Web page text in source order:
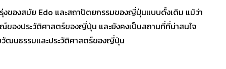
งของสมัย Edo และสถาปัตยกรรมของญี่ปุ่นแบบดั้งเดิม แม้ว่า
องประวัติศาสตร์ของญี่ปุ่น และยังคงเป็นสถานที่ที่น่าสนใจ
วัฒนธรรมและประวัติศาสตร์ของญี่ปุ่น